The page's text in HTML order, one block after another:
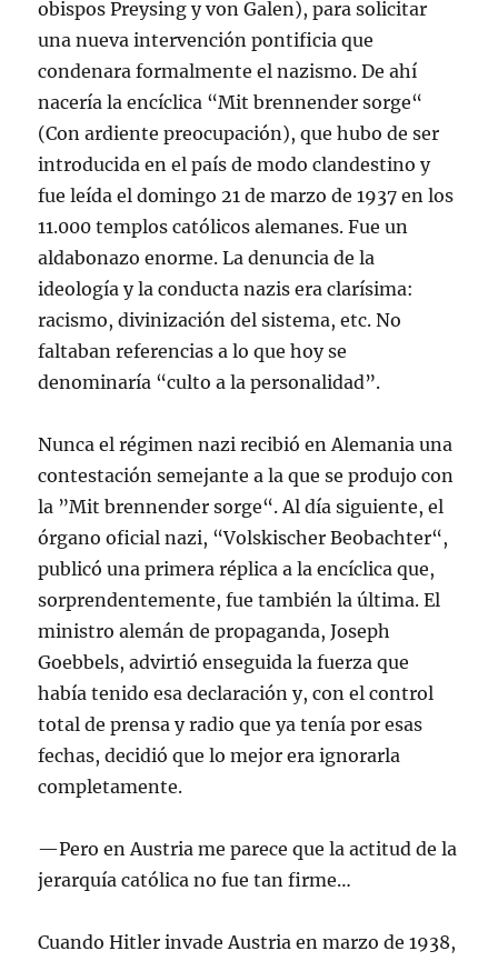
obispos Preysing y von Galen), para solicitar
una nueva intervención pontificia que
condenara formalmente el nazismo. De ahí
nacería la encíclica “Mit brennender sorge“
(Con ardiente preocupación), que hubo de ser
introducida en el país de modo clandestino y
fue leída el domingo 21 de marzo de 1937 en los
11.000 templos católicos alemanes. Fue un
aldabonazo enorme. La denuncia de la
ideología y la conducta nazis era clarísima:
racismo, divinización del sistema, etc. No
faltaban referencias a lo que hoy se
denominaría “culto a la personalidad”.
Nunca el régimen nazi recibió en Alemania una
contestación semejante a la que se produjo con
la ”Mit brennender sorge“. Al día siguiente, el
órgano oficial nazi, “Volskischer Beobachter“,
publicó una primera réplica a la encíclica que,
sorprendentemente, fue también la última. El
ministro alemán de propaganda, Joseph
Goebbels, advirtió enseguida la fuerza que
había tenido esa declaración y, con el control
total de prensa y radio que ya tenía por esas
fechas, decidió que lo mejor era ignorarla
completamente.
—Pero en Austria me parece que la actitud de la
jerarquía católica no fue tan firme…
Cuando Hitler invade Austria en marzo de 1938,